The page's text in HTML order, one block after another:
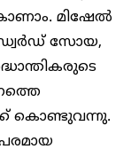
മിഷേൽ
സോയ,
കൊണ്ടുവന്നു.